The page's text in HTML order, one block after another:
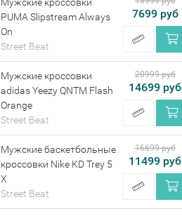
Мужские кроссовки
PUMA Slipstream Always
On
Street Beat
7699 руб
Мужские кроссовки
adidas Yeezy QNTM Flash
Orange
Street Beat
20999 руб
14699 руб
Мужские баскетбольные
кроссовки Nike KD Trey 5
X
Street Beat
16699 руб
11499 руб